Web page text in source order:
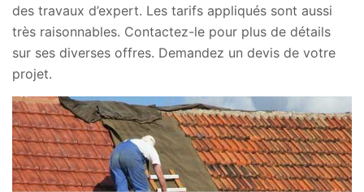
des travaux d’expert. Les tarifs appliqués sont aussi
très raisonnables. Contactez-le pour plus de détails
sur ses diverses offres. Demandez un devis de votre
projet.